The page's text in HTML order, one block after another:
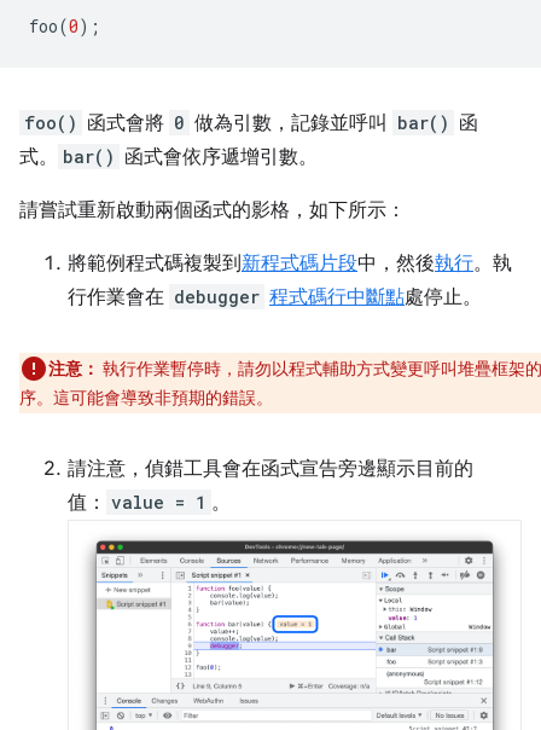
foo(0);
foo() 函式會將 0 做為引數，記錄並呼叫 bar() 函
式。
bar() 函式會依序遞增引數。
請嘗試重新啟動兩個函式的影格，如下所示：
將範例程式碼複製到新程式碼片段中，然後執行。執
行作業會在 debugger 程式碼行中斷點處停止。
注意： 執行作業暫停時，請勿以程式輔助方式變更呼叫堆疊框架
序。這可能會導致非預期的錯誤。
請注意，偵錯工具會在函式宣告旁邊顯示目前的
值： value = 1 。